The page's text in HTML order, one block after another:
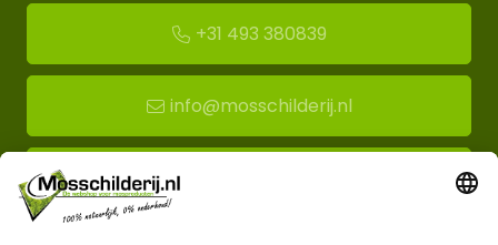
+31 493 380839
info@mosschilderij.nl
Route naar mos-showroom